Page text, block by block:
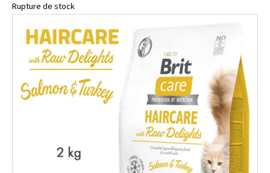
Rupture de stock